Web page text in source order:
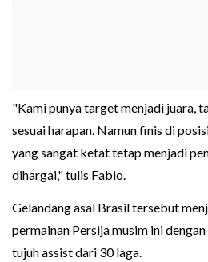
"Kami punya target menjadi juara,
sesuai harapan. Namun finis di
yang sangat ketat tetap menjadi
dihargai," tulis Fabio.
Gelandang asal Brasil tersebut
permainan Persija musim ini
tujuh assist dari 30 laga.